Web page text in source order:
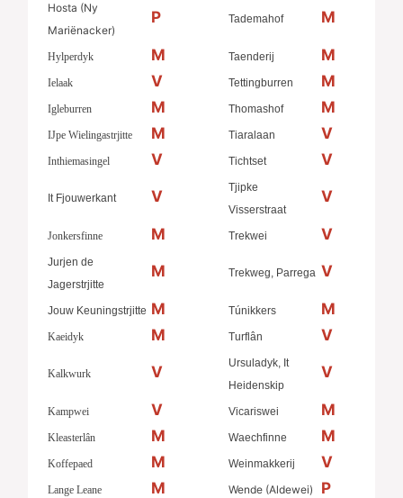
Hosta (Ny
Mariënacker)
P Tademahof M
Hylperdyk M Taenderij M
Ielaak V Tettingburren M
Igleburren M Thomashof M
IJpe Wielingastrjitte M Tiaralaan V
Inthiemasingel V Tichtset V
It Fjouwerkant V
Tjipke
Visserstraat
V
Jonkersfinne M Trekwei V
Jurjen de
Jagerstrjitte
M Trekweg, Parrega V
Jouw Keuningstrjitte M Túnikkers M
Kaeidyk M Turflân V
Kalkwurk V
Ursuladyk, It
Heidenskip
V
Kampwei V Vicariswei M
Kleasterlân M Waechfinne M
Koffepaed M Weinmakkerij V
Lange Leane M Wende (Aldewei) P